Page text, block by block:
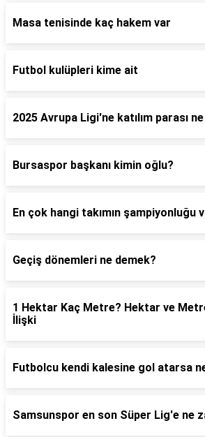
Masa tenisinde kaç hakem var
Futbol kulüpleri kime ait
2025 Avrupa Ligi'ne katılım parası
Bursaspor başkanı kimin oğlu?
En çok hangi takımın şampiyonluğu
Geçiş dönemleri ne demek?
1 Hektar Kaç Metre? Hektar ve
İlişki
Futbolcu kendi kalesine gol atarsa
Samsunspor en son Süper Lig'e ne